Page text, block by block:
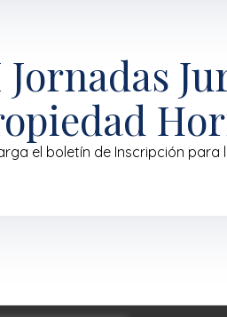
Jornadas
el boletín de Inscripción